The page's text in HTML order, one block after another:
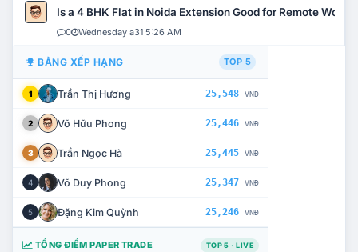
Is a 4 BHK Flat in Noida Extension Good for Remote Work?
0 Wednesday a31 5:26 AM
BẢNG XẾP HẠNG TOP 5
1 Trần Thị Hương 25,548 VNĐ
2 Võ Hữu Phong 25,446 VNĐ
3 Trần Ngọc Hà 25,445 VNĐ
4 Võ Duy Phong 25,347 VNĐ
5 Đặng Kim Quỳnh 25,246 VNĐ
TỔNG ĐIỂM PAPER TRADE TOP 5 · LIVE